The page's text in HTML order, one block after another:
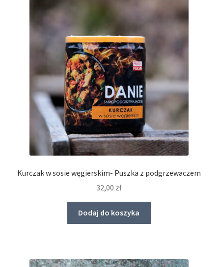
Kurczak w sosie węgierskim- Puszka z podgrzewaczem
32,00 zł
Dodaj do koszyka